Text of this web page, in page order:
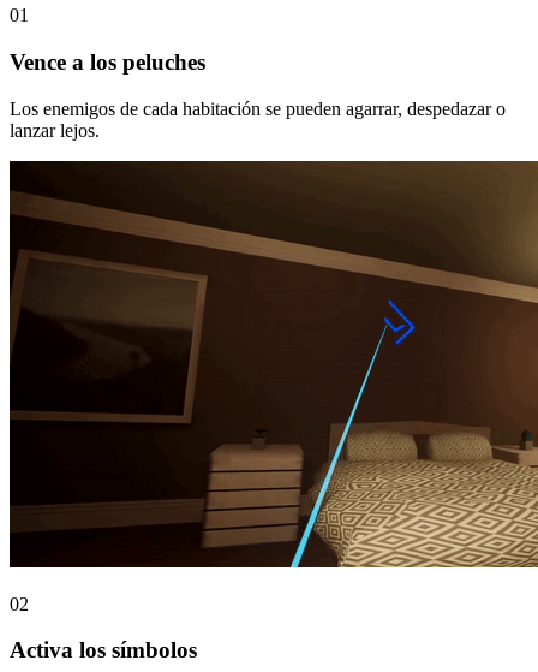
01
Vence a los peluches
Los enemigos de cada habitación se pueden agarrar, despedazar o
lanzar lejos.
02
Activa los símbolos